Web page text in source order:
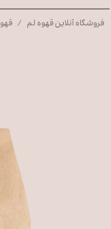
فروشگاه آنلاین قهوه لم